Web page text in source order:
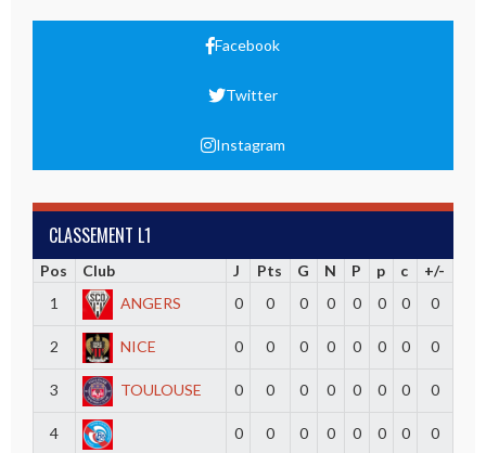
Facebook
Twitter
Instagram
CLASSEMENT L1
Pos Club J Pts G N P p c
+/-
1
ANGERS 0 0 0 0 0 0 0 0
2 NICE 0 0 0 0 0 0 0 0
3 TOULOUSE 0 0 0 0 0 0 0 0
4
0 0 0 0 0 0 0 0